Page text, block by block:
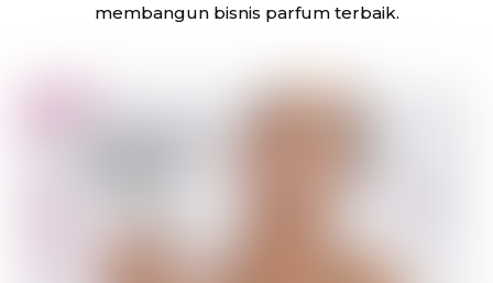
membangun bisnis parfum terbaik.